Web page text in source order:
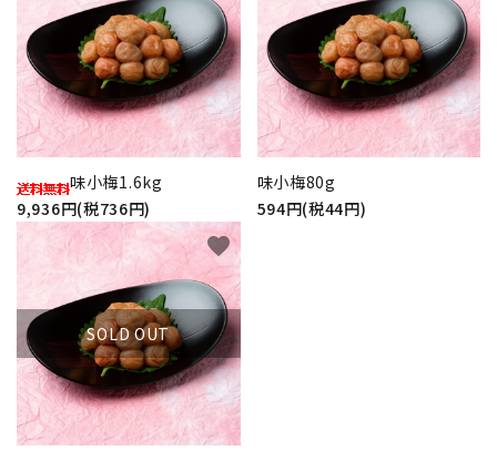
味小梅1.6kg
9,936円(税736円)
味小梅80g
594円(税44円)
SOLD OUT
favorite